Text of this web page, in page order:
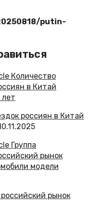
putin-
россиян в Китай
российский рынок